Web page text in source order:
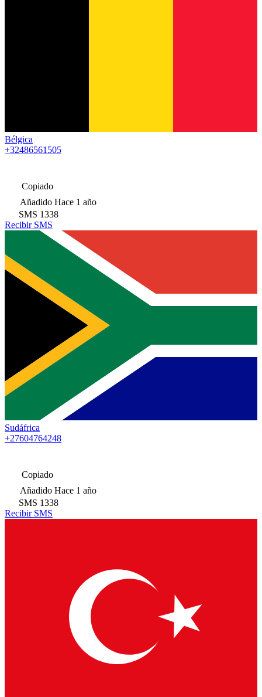
Bélgica
+32486561505
Copiado
Añadido Hace 1 año
SMS 1338
Recibir SMS
Sudáfrica
+27604764248
Copiado
Añadido Hace 1 año
SMS 1338
Recibir SMS